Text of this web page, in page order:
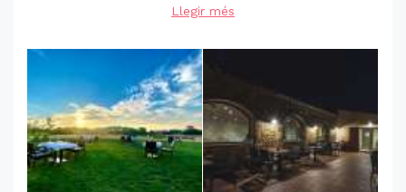
Llegir més